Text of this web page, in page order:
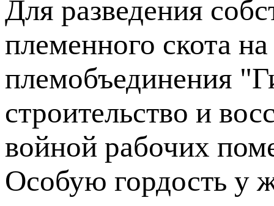
Для разведения
племенного скота
племобъединения
строительство и
войной рабочих
Особую гордость у